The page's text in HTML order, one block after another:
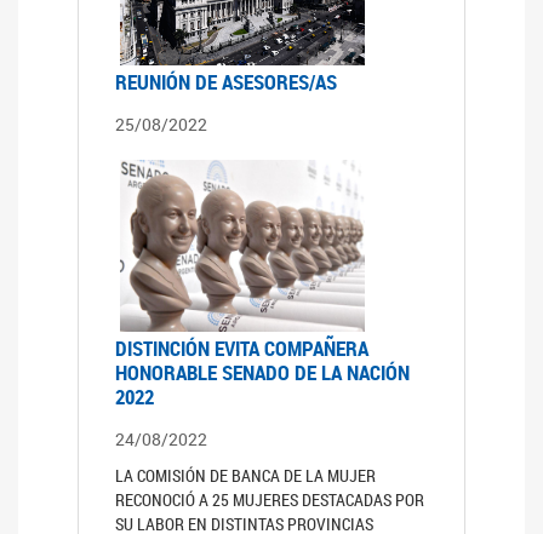
REUNIÓN DE ASESORES/AS
25/08/2022
DISTINCIÓN EVITA COMPAÑERA
HONORABLE SENADO DE LA NACIÓN
2022
24/08/2022
LA COMISIÓN DE BANCA DE LA MUJER
RECONOCIÓ A 25 MUJERES DESTACADAS POR
SU LABOR EN DISTINTAS PROVINCIAS